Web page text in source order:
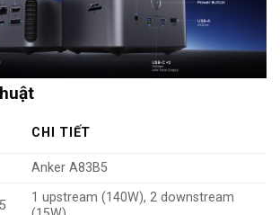
CHI TIẾT
Anker A83B5
1 upstream (140W), 2 downstream